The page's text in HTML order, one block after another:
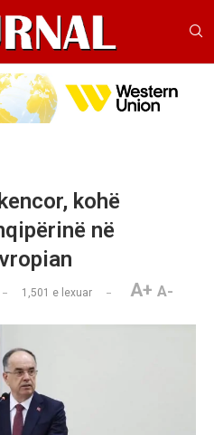
kohë
në
1,501 e lexuar A+ A-